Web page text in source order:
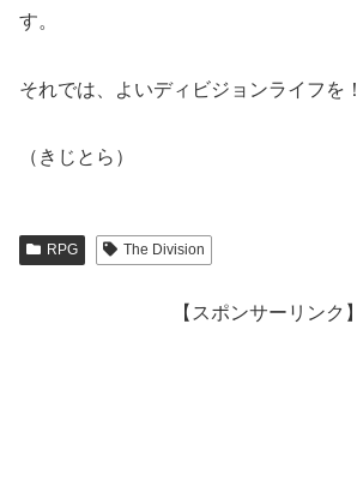
す。
それでは、よいディビジョンライフを！
（きじとら）
RPG The Division
【スポンサーリンク】